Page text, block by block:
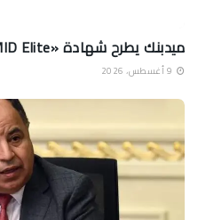
ميدبنك يطرح شهادة «MID Elite» بعائد ثابت يصل إلى 18.50%